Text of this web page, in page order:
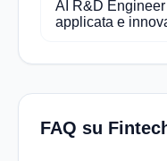
AI R&D
applicata e
FAQ su